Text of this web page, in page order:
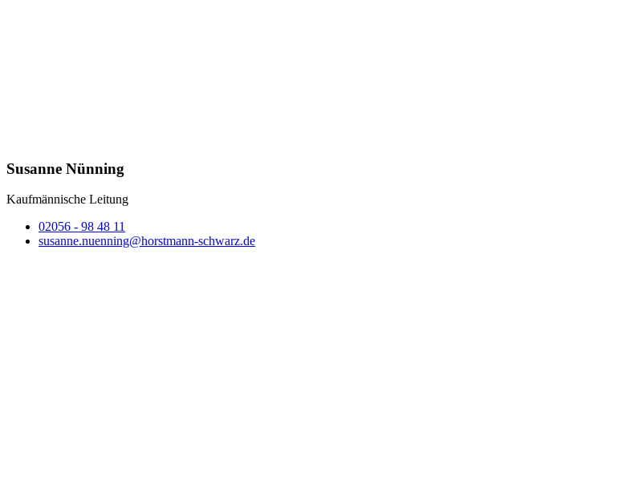
Susanne Nünning
Kaufmännische Leitung
02056 - 98 48 11
susanne.nuenning@horstmann-schwarz.de